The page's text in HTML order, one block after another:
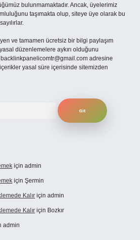
bulunmamaktadır. Ancak, üyelerimiz
taşımakta olup, siteye üye olarak bu
ve tamamen ücretsiz bir bilgi paylaşım
düzenlemelere aykırı olduğunu
backlinkpanelicomtr@gmail.com adresine
yasal süre içerisinde sitemizden
için admin
için Şermin
Kalır için admin
Kalır için Bozkır
admin